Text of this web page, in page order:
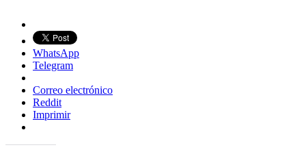
WhatsApp
Telegram
Correo electrónico
Reddit
Imprimir